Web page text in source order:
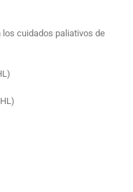
los cuidados paliativos de